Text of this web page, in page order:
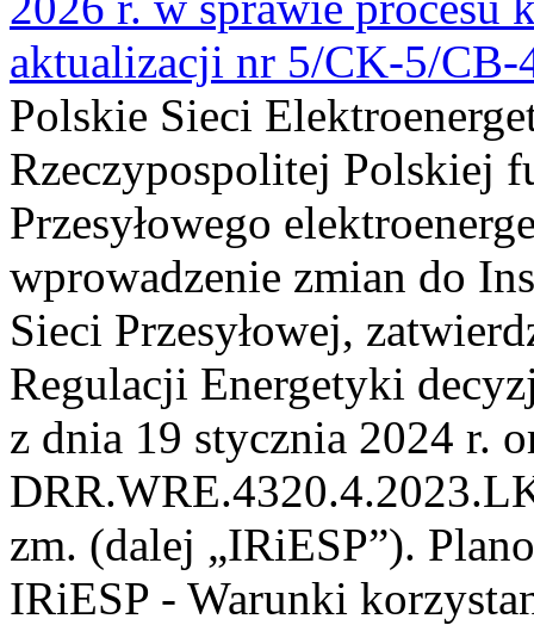
aktualizacji nr 5/CK-5/CB-
Polskie Sieci
Rzeczypospolitej Polskiej
Przesyłowego
wprowadzenie zmian do
Sieci Przesyłowej,
Regulacji Energetyki
z dnia 19 stycznia 2024 r.
zm. (dalej „IRiESP”).
IRiESP - Warunki